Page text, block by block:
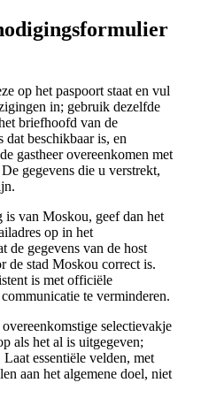
op het paspoort staat en vul
in; gebruik dezelfde
briefhoofd van de
dat beschikbaar is, en
gastheer overeenkomen met
gegevens die u verstrekt,
van Moskou, geef dan het
op in het
de gegevens van de host
de stad Moskou correct is.
is met officiële
te verminderen.
selectievakje
als het al is uitgegeven;
essentiële velden, met
aan het algemene doel, niet